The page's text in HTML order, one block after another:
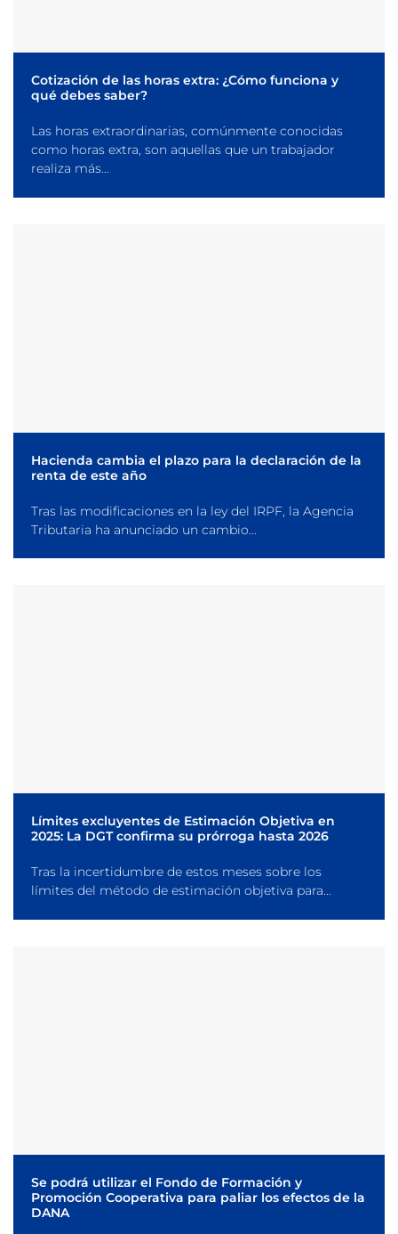
Cotización de las horas extra: ¿Cómo funciona y
qué debes saber?
Las horas extraordinarias, comúnmente conocidas
como horas extra, son aquellas que un trabajador
realiza más...
Hacienda cambia el plazo para la declaración de la
renta de este año
Tras las modificaciones en la ley del IRPF, la Agencia
Tributaria ha anunciado un cambio...
Límites excluyentes de Estimación Objetiva en
2025: La DGT confirma su prórroga hasta 2026
Tras la incertidumbre de estos meses sobre los
límites del método de estimación objetiva para...
Se podrá utilizar el Fondo de Formación y
Promoción Cooperativa para paliar los efectos de la
DANA